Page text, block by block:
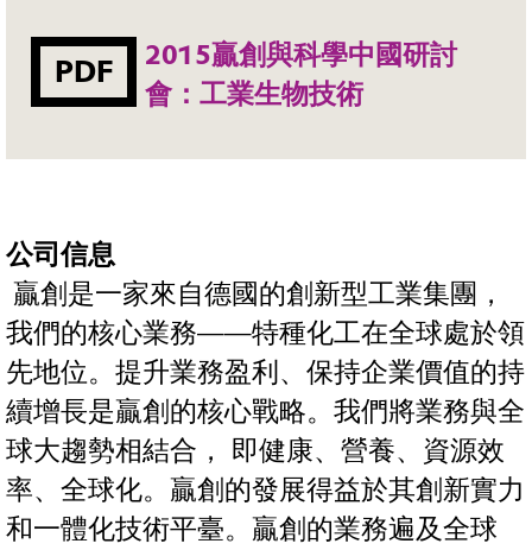
PDF
2015贏創與科學中國研討
會：工業生物技術
公司信息
贏創是一家來自德國的創新型工業集團，
我們的核心業務——特種化工在全球處於領
先地位。提升業務盈利、保持企業價值的持
續增長是贏創的核心戰略。我們將業務與全
球大趨勢相結合， 即健康、營養、資源效
率、全球化。贏創的發展得益於其創新實力
和一體化技術平臺。贏創的業務遍及全球